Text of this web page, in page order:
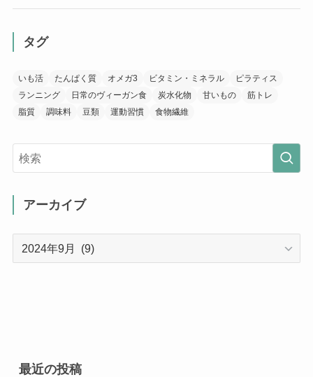
タグ
いも活 たんぱく質 オメガ3 ビタミン・ミネラル
ピラティス
ランニング
日常のヴィーガン食 炭水化物 甘いもの
筋トレ
脂質
調味料 豆類 運動習慣 食物繊維
アーカイブ
最近の投稿